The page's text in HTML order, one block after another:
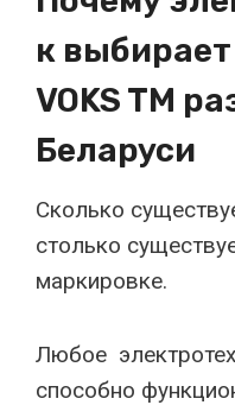
к
VOKS TM
Беларуси
Сколько
столько
маркировке.
Любое
способно